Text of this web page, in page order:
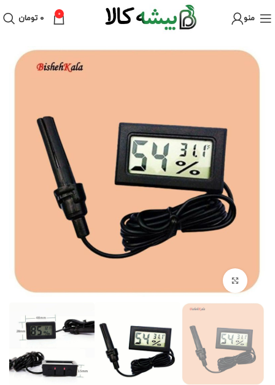
منو 0 ۰ تومان